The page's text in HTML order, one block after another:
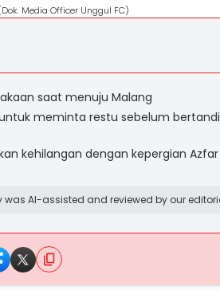
Media Officer Unggul FC)
saat menuju Malang
meminta restu sebelum
kehilangan dengan kepergian
AI-assisted and reviewed by our